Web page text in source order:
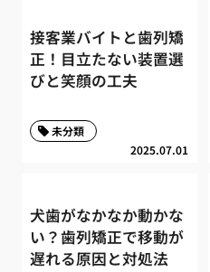
接客業バイトと歯列矯
正！目立たない装置選
びと笑顔の工夫
2025.07.01
未分類
犬歯がなかなか動かな
い？歯列矯正で移動が
遅れる原因と対処法